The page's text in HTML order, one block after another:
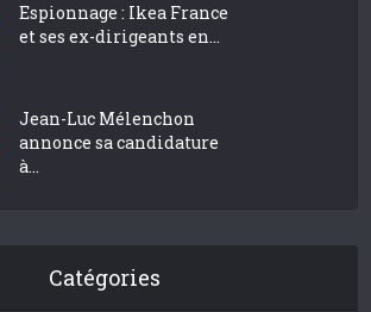
Espionnage : Ikea France
et ses ex-dirigeants en...
Jean-Luc Mélenchon
annonce sa candidature
à...
Catégories